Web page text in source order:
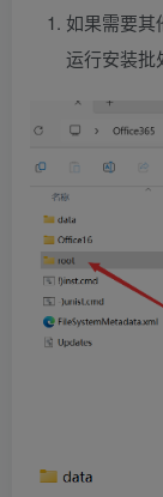
如果需要其
运行安装批